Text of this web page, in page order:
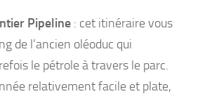
Pipeline : cet itinéraire vous
de l’ancien oléoduc qui
le pétrole à travers le parc.
relativement facile et plate,